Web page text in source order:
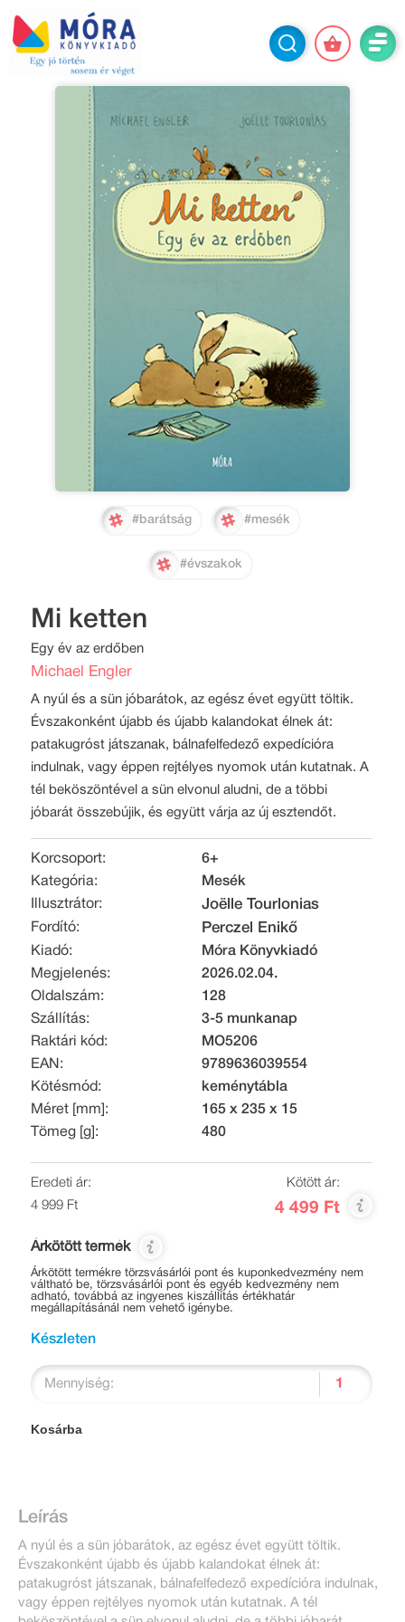
#barátság #mesék
#évszakok
Mi ketten
Egy év az erdőben
Michael Engler
A nyúl és a sün jóbarátok, az egész évet együtt töltik.
Évszakonként újabb és újabb kalandokat élnek át:
patakugróst játszanak, bálnafelfedező expedícióra
indulnak, vagy éppen rejtélyes nyomok után kutatnak. A
tél beköszöntével a sün elvonul aludni, de a többi
jóbarát összebújik, és együtt várja az új esztendőt.
Korcsoport:
6+
Kategória:
Mesék
Illusztrátor:
Joëlle Tourlonias
Fordító: Perczel Enikő
Kiadó:
Móra Könyvkiadó
Megjelenés:
2026.02.04.
Oldalszám:
128
Szállítás:
3-5 munkanap
Raktári kód:
MO5206
EAN:
9789636039554
Kötésmód:
keménytábla
Méret [mm]:
165 x 235 x 15
Tömeg [g]:
480
Eredeti ár:
4 999 Ft
Kötött ár:
4 499 Ft
Árkötött termék
Árkötött termékre törzsvásárlói pont és kuponkedvezmény nem
váltható be, törzsvásárlói pont és egyéb kedvezmény nem
adható, továbbá az ingyenes kiszállítás értékhatár
megállapításánál nem vehető igénybe.
Készleten
Mennyiség:
Kosárba
Leírás
A nyúl és a sün jóbarátok, az egész évet együtt töltik.
Évszakonként újabb és újabb kalandokat élnek át:
patakugróst játszanak, bálnafelfedező expedícióra indulnak,
vagy éppen rejtélyes nyomok után kutatnak. A tél